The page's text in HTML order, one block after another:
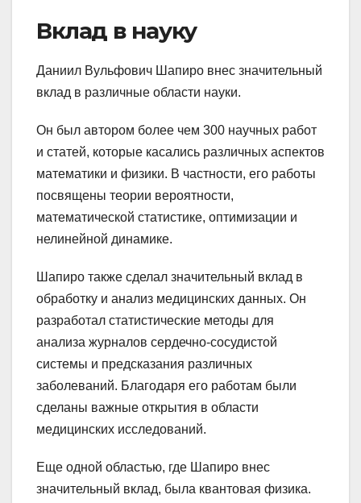
Вклад в науку
Даниил Вульфович Шапиро внес значительный
вклад в различные области науки.
Он был автором более чем 300 научных работ
и статей, которые касались различных аспектов
математики и физики. В частности, его работы
посвящены теории вероятности,
математической статистике, оптимизации и
нелинейной динамике.
Шапиро также сделал значительный вклад в
обработку и анализ медицинских данных. Он
разработал статистические методы для
анализа журналов сердечно-сосудистой
системы и предсказания различных
заболеваний. Благодаря его работам были
сделаны важные открытия в области
медицинских исследований.
Еще одной областью, где Шапиро внес
значительный вклад, была квантовая физика.